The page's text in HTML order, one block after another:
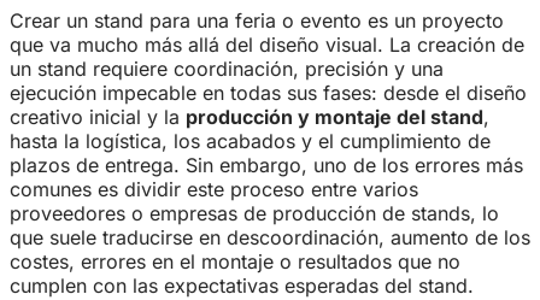
Crear un stand para una feria o evento es un proyecto
que va mucho más allá del diseño visual. La creación de
un stand requiere coordinación, precisión y una
ejecución impecable en todas sus fases: desde el diseño
creativo inicial y la producción y montaje del stand,
hasta la logística, los acabados y el cumplimiento de
plazos de entrega. Sin embargo, uno de los errores más
comunes es dividir este proceso entre varios
proveedores o empresas de producción de stands, lo
que suele traducirse en descoordinación, aumento de los
costes, errores en el montaje o resultados que no
cumplen con las expectativas esperadas del stand.